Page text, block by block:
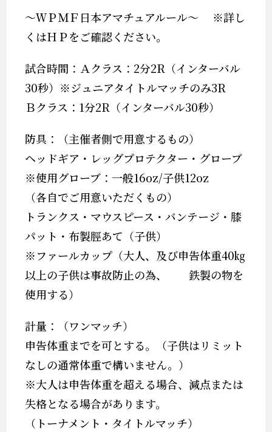
～ＷＰＭＦ日本アマチュアルール～ ※詳し
くはＨＰをご確認ください。
試合時間：Ａクラス：2分2R（インターバル
30秒）※ジュニアタイトルマッチのみ3R
Ｂクラス：1分2R（インターバル30秒）
防具：（主催者側で用意するもの）
ヘッドギア・レッグプロテクター・グローブ
※使用グローブ：一般16oz/子供12oz
（各自でご用意いただくもの）
トランクス・マウスピース・バンテージ・膝
パット・布製脛あて（子供）
※ファールカップ（大人、及び申告体重40㎏
以上の子供は事故防止の為、 鉄製の物を
使用する）
計量：（ワンマッチ）
申告体重までを可とする。（子供はリミット
なしの通常体重で構いません。）
※大人は申告体重を超える場合、減点または
失格となる場合があります。
（トーナメント・タイトルマッチ）